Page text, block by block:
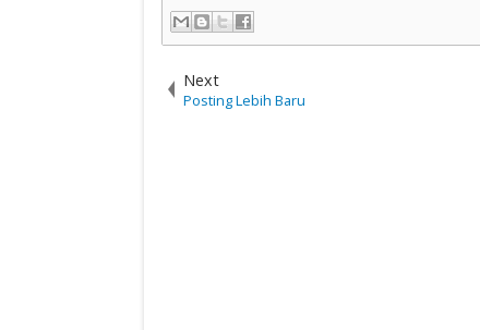
Next
Posting Lebih Baru